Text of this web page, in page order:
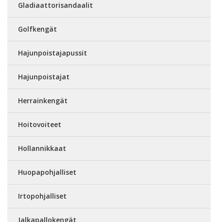
Gladiaattorisandaalit
Golfkengät
Hajunpoistajapussit
Hajunpoistajat
Herrainkengät
Hoitovoiteet
Hollannikkaat
Huopapohjalliset
Irtopohjalliset
Jalkapallokengät